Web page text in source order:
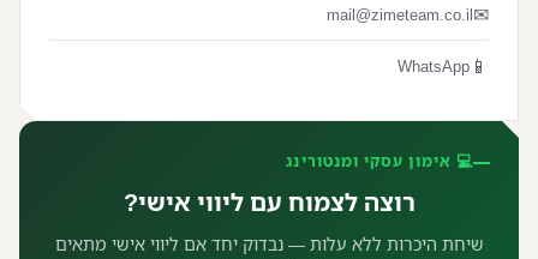
✉
mail@zimeteam.co.il
📱
WhatsApp
💻 אימון עסקי ומנטורינג
רוצה לצמוח עם ליווי אישי?
שיחת היכרות ללא עלות — נבדוק יחד אם ליווי אישי מתאים